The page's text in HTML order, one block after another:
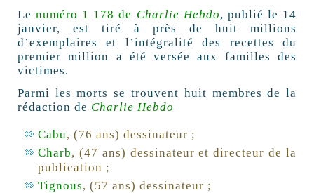
Lenuméro 1 178 de Charlie Hebdo, publié le 14
janvier, est tiré à près de huit millions
d’exemplaires et l’intégralité des recettes du
premier million a été versée aux familles des
victimes.
Parmi les morts se trouvent huit membres de la
rédaction de Charlie Hebdo
Cabu, (76 ans) dessinateur ;
Charb, (47 ans) dessinateur et directeur de la
publication ;
Tignous, (57 ans) dessinateur ;